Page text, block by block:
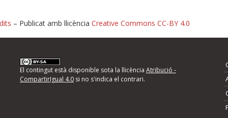
d'errors
següents i descriviu quina és la millora que
– Publicat amb llicència Creative Commons CC-BY 4.0
El contingut està disponible sota la llicència Atribució -
CompartirIgual 4.0si no s'indica el contrari.